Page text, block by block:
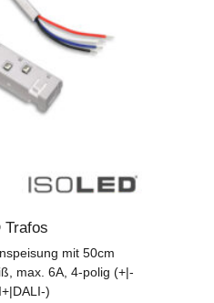
Trafos
mit 50cm
max. 6A, 4-polig (+|-
)